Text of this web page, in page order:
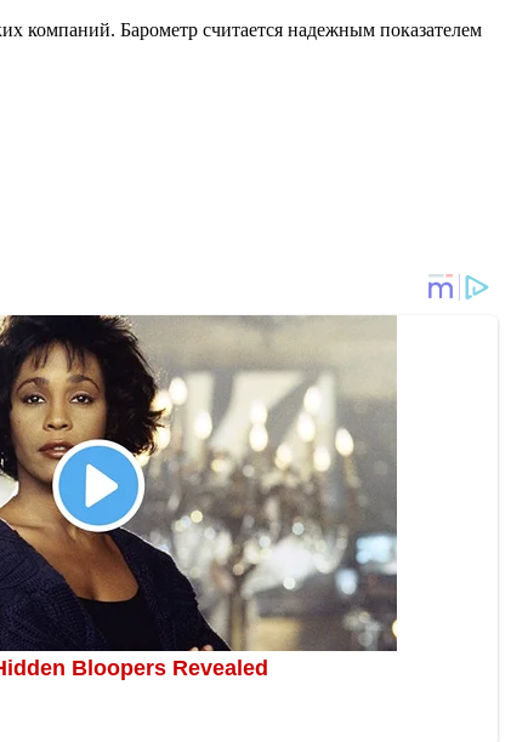
компаний. Барометр считается надежным показателем